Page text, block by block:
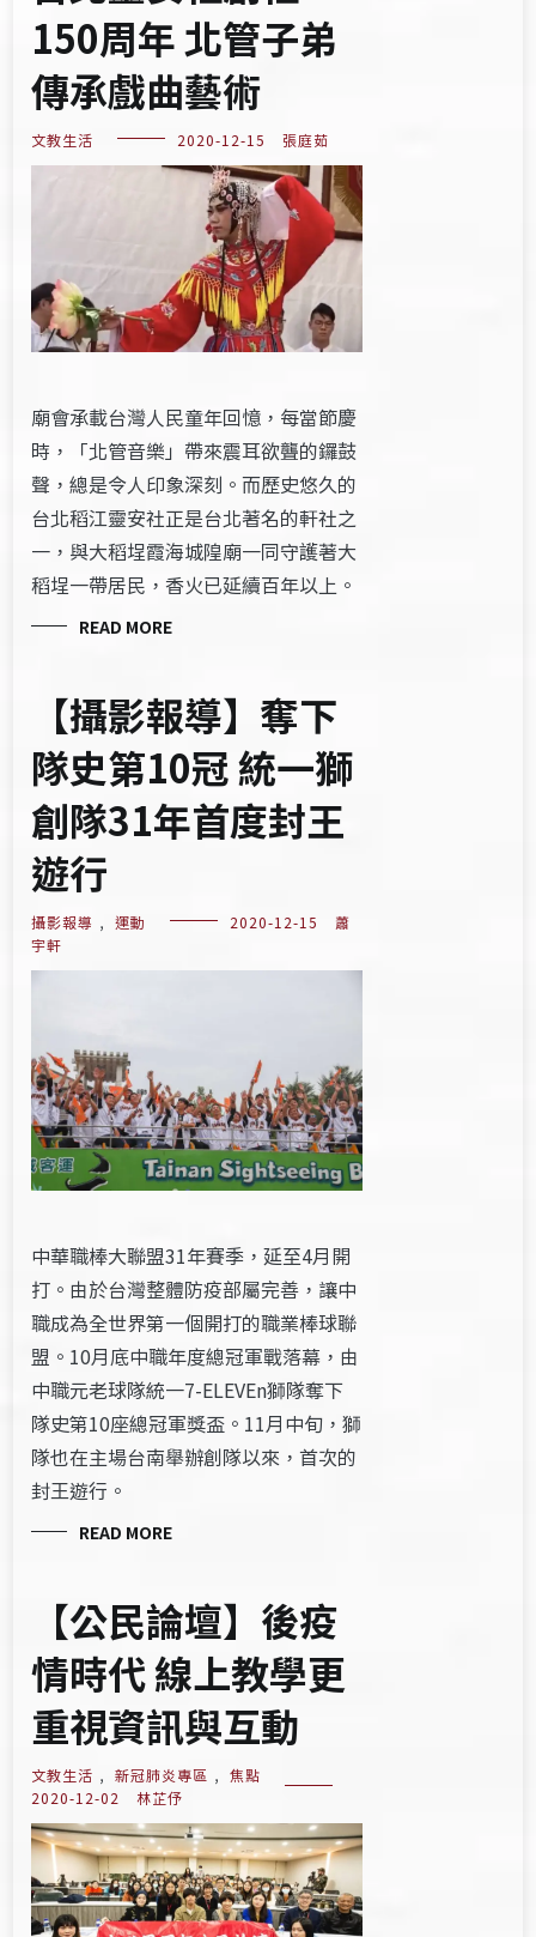
150周年 北管子弟
傳承戲曲藝術
文教生活 2020-12-15 張庭茹
廟會承載台灣人民童年回憶，每當節慶
時，「北管音樂」帶來震耳欲聾的鑼鼓
聲，總是令人印象深刻。而歷史悠久的
台北稻江靈安社正是台北著名的軒社之
一，與大稻埕霞海城隍廟一同守護著大
稻埕一帶居民，香火已延續百年以上。
READ MORE
【攝影報導】奪下
隊史第10冠 統一獅
創隊31年首度封王
遊行
攝影報導 , 運動 2020-12-15
蕭
宇軒
中華職棒大聯盟31年賽季，延至4月開
打。由於台灣整體防疫部屬完善，讓中
職成為全世界第一個開打的職業棒球聯
盟。10月底中職年度總冠軍戰落幕，由
中職元老球隊統一7-ELEVEn獅隊奪下
隊史第10座總冠軍獎盃。11月中旬，獅
隊也在主場台南舉辦創隊以來，首次的
封王遊行。
READ MORE
【公民論壇】後疫
情時代 線上教學更
重視資訊與互動
文教生活 , 新冠肺炎專區 ,
焦點
2020-12-02
林芷伃